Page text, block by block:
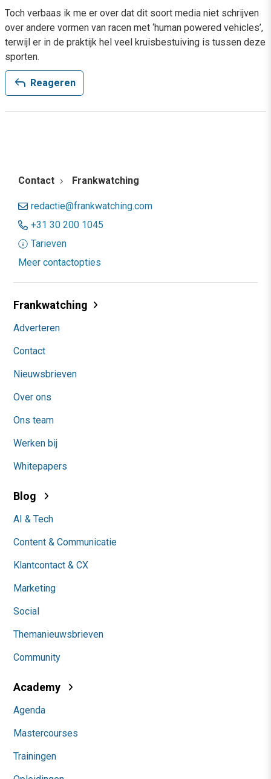
Toch verbaas ik me er over dat dit soort media niet schrijven
over andere vormen van racen met ‘human powered vehicles’,
terwijl er in de praktijk hel veel kruisbestuiving is tussen deze
sporten.
reply Reageren
Contact Frankwatching
redactie@frankwatching.com
+31 30 200 1045
Tarieven
Meer contactopties
Frankwatching
Adverteren
Contact
Nieuwsbrieven
Over ons
Ons team
Werken bij
Whitepapers
Blog
AI & Tech
Content & Communicatie
Klantcontact & CX
Marketing
Social
Themanieuwsbrieven
Community
Academy
Agenda
Mastercourses
Trainingen